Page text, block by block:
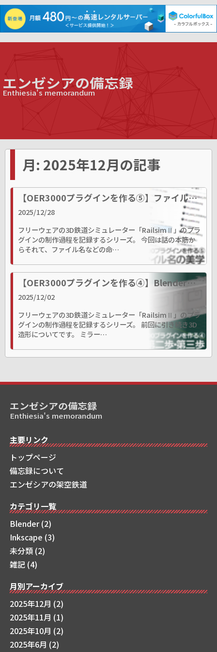
エンゼシアの備忘録
Enthiesia's memorandum
月: 2025年12月の記事
【OER3000プラグインを作る⑤】ファイル名の美学
2025/12/28
フリーウェアの3D鉄道シミュレーター「RailsimⅡ」のプラ
グインの制作過程を記録するシリーズ。 今回は話の本筋か
らそれて、ファイル名などの命…
【OER3000プラグインを作る④】Blender造形の第二歩・第三歩
2025/12/02
フリーウェアの3D鉄道シミュレーター「RailsimⅡ」のプラ
グインの制作過程を記録するシリーズ。 前回に引き続き3D
造形についてです。 ミラー…
エンゼシアの備忘録
Enthiesia's memorandum
主要リンク
トップページ
備忘録について
エンゼシアの架空鉄道
カテゴリ一覧
Blender (2)
Inkscape (3)
未分類 (2)
雑記 (4)
月別アーカイブ
2025年12月 (2)
2025年11月 (1)
2025年10月 (2)
2025年6月 (2)